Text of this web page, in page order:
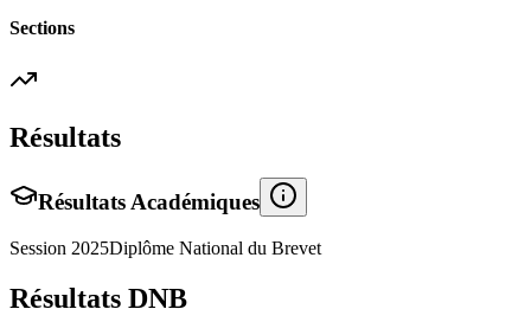
Sections
Résultats
Résultats Académiques
Session 2025Diplôme National du Brevet
Résultats DNB